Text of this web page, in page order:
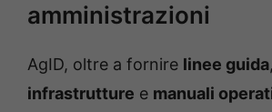
amministrazioni
AgID, oltre a fornire linee guida,
infrastrutture e manuali